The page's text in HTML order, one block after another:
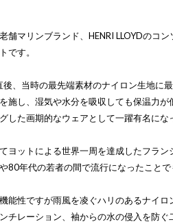
舗マリンブランド、HENRI LLOYDのコ
です。
、当時の最先端素材のナイロン生地に
施し、湿気や水分を吸収しても保温力が
した画期的なウェアとして一躍有名にな
ヨットによる世界一周を達成したフラ
80年代の若者の間で流行になったことで
能性ですが雨風を凌ぐハリのあるナイロ
チレーション、袖からの水の侵入を防